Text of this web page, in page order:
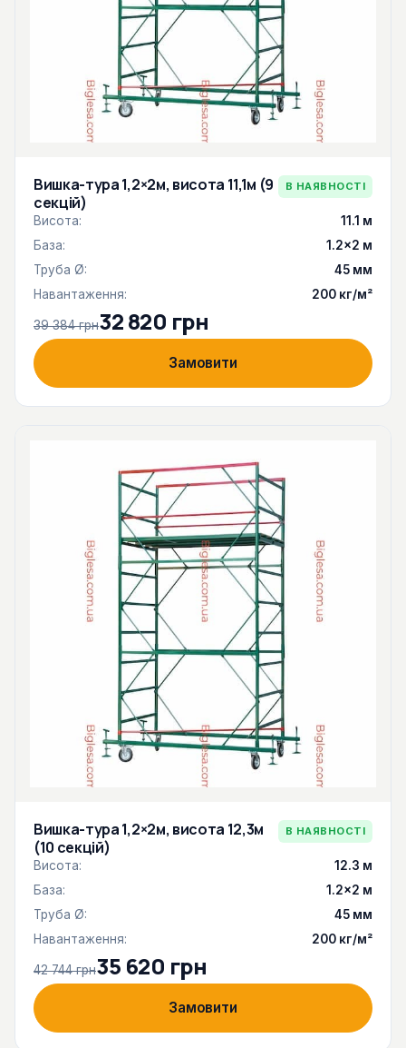
Вишка-тура 1,2×2м, висота 11,1м (9
секцій)
В НАЯВНОСТІ
Висота:
11.1 м
База:
1.2×2 м
Труба Ø:
45 мм
Навантаження:
200 кг/м²
39 384 грн32 820 грн
Замовити
Вишка-тура 1,2×2м, висота 12,3м
(10 секцій)
В НАЯВНОСТІ
Висота:
12.3 м
База:
1.2×2 м
Труба Ø:
45 мм
Навантаження:
200 кг/м²
42 744 грн35 620 грн
Замовити